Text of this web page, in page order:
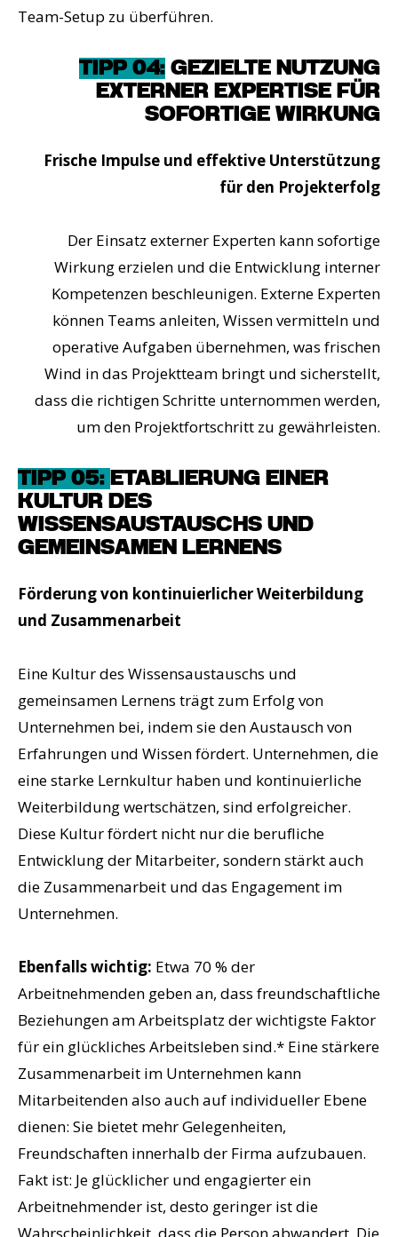
Team-Setup zu überführen.
TIPP 04: GEZIELTE NUTZUNG
EXTERNER EXPERTISE FÜR
SOFORTIGE WIRKUNG
Frische Impulse und effektive Unterstützung
für den Projekterfolg
Der Einsatz externer Experten kann sofortige
Wirkung erzielen und die Entwicklung interner
Kompetenzen beschleunigen. Externe Experten
können Teams anleiten, Wissen vermitteln und
operative Aufgaben übernehmen, was frischen
Wind in das Projektteam bringt und sicherstellt,
dass die richtigen Schritte unternommen werden,
um den Projektfortschritt zu gewährleisten.
TIPP 05: ETABLIERUNG EINER
KULTUR DES
WISSENSAUSTAUSCHS UND
GEMEINSAMEN LERNENS
Förderung von kontinuierlicher Weiterbildung
und Zusammenarbeit
Eine Kultur des Wissensaustauschs und
gemeinsamen Lernens trägt zum Erfolg von
Unternehmen bei, indem sie den Austausch von
Erfahrungen und Wissen fördert. Unternehmen, die
eine starke Lernkultur haben und kontinuierliche
Weiterbildung wertschätzen, sind erfolgreicher.
Diese Kultur fördert nicht nur die berufliche
Entwicklung der Mitarbeiter, sondern stärkt auch
die Zusammenarbeit und das Engagement im
Unternehmen.
Ebenfalls wichtig: Etwa 70 % der
Arbeitnehmenden geben an, dass freundschaftliche
Beziehungen am Arbeitsplatz der wichtigste Faktor
für ein glückliches Arbeitsleben sind.* Eine stärkere
Zusammenarbeit im Unternehmen kann
Mitarbeitenden also auch auf individueller Ebene
dienen: Sie bietet mehr Gelegenheiten,
Freundschaften innerhalb der Firma aufzubauen.
Fakt ist: Je glücklicher und engagierter ein
Arbeitnehmender ist, desto geringer ist die